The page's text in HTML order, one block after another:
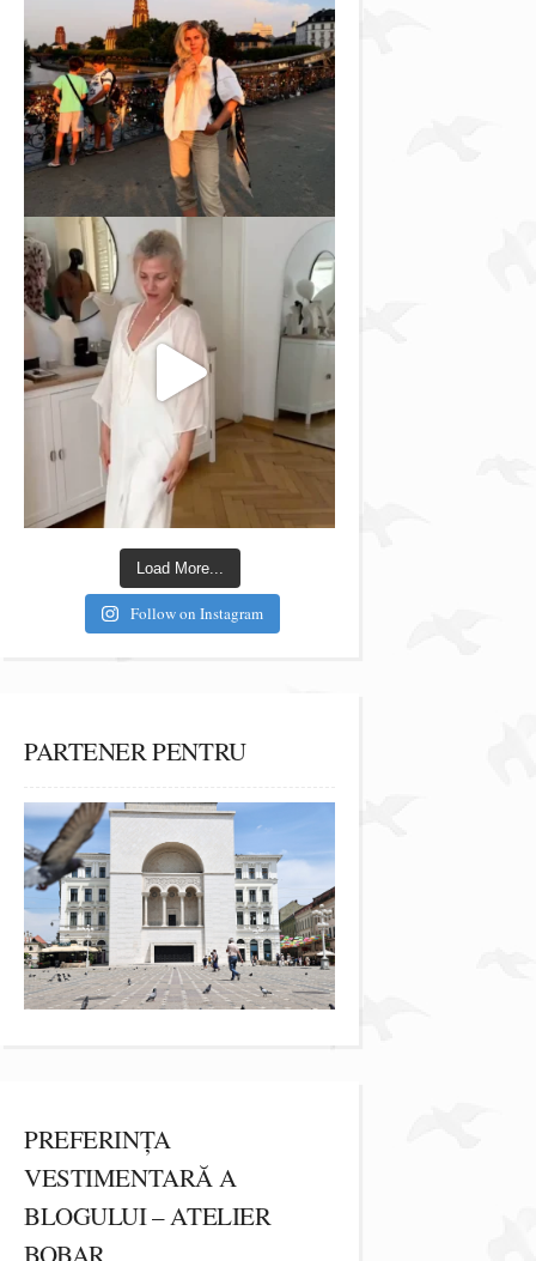
Load More...
Follow on Instagram
PARTENER PENTRU
PREFERINȚA
VESTIMENTARĂ A
BLOGULUI – ATELIER
BOBAR